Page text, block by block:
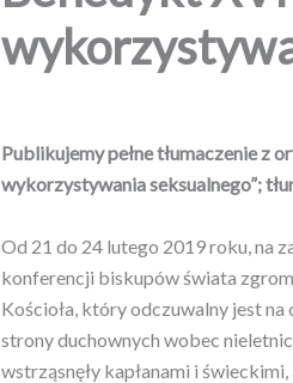
Publikujemy pełne tłumaczenie z
wykorzystywania seksualnego”;
Od 21 do 24 lutego 2019 roku, na
konferencji biskupów świata
Kościoła, który odczuwalny jest na
strony duchownych wobec
wstrząsnęły kapłanami i